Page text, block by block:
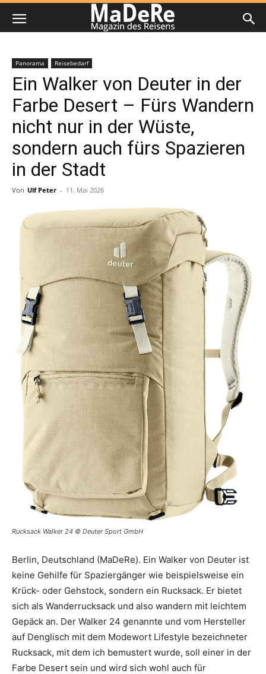
Panorama Reisebedarf
Ein Walker von Deuter in der
Farbe Desert – Fürs Wandern
nicht nur in der Wüste,
sondern auch fürs Spazieren
in der Stadt
Von Ulf Peter - 11. Mai 2026
Rucksack Walker 24 © Deuter Sport GmbH
Berlin, Deutschland (MaDeRe). Ein Walker von Deuter ist
keine Gehilfe für Spaziergänger wie beispielsweise ein
Krück- oder Gehstock, sondern ein Rucksack. Er bietet
sich als Wanderrucksack und also wandern mit leichtem
Gepäck an. Der Walker 24 genannte und vom Hersteller
auf Denglisch mit dem Modewort Lifestyle bezeichneter
Rucksack, mit dem ich bemustert wurde, soll einer in der
Farbe Desert sein und wird sich wohl auch für